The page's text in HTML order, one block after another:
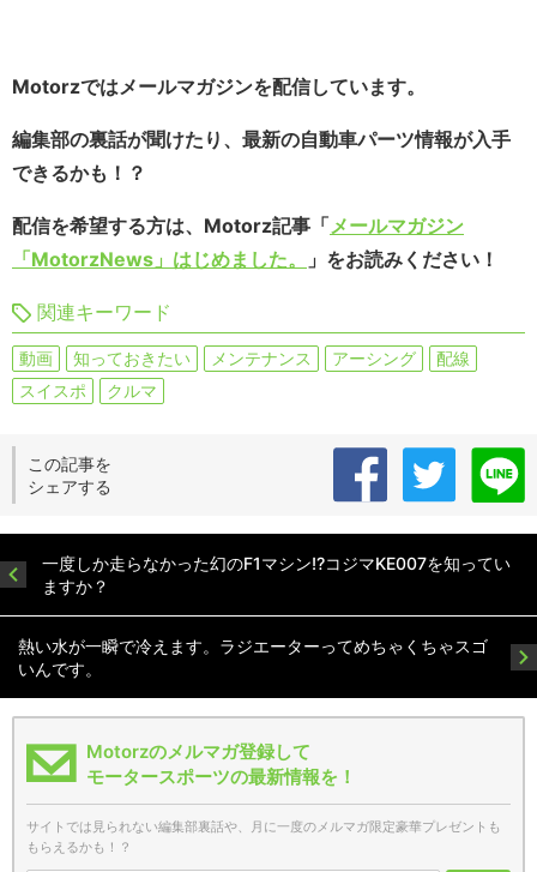
Motorzではメールマガジンを配信しています。
編集部の裏話が聞けたり、最新の自動車パーツ情報が入手
できるかも！？
配信を希望する方は、Motorz記事「 メールマガジン
「MotorzNews」はじめました。
」をお読みください！
関連キーワード
動画 知っておきたい メンテナンス アーシング
配線
スイスポ
クルマ
この記事を
シェアする
一度しか走らなかった幻のF1マシン!?コジマKE007を知ってい
ますか？
熱い水が一瞬で冷えます。ラジエーターってめちゃくちゃスゴ
いんです。
Motorzのメルマガ登録して
モータースポーツの最新情報を！
サイトでは見られない編集部裏話や、月に一度のメルマガ限定豪華プレゼントも
もらえるかも！？